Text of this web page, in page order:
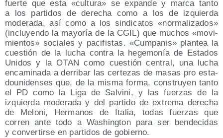
fuer­te que esta «cul­tu­ra» se expan­de y mar­ca tan­to
a los par­ti­dos de dere­cha como a los de izquier­da
mode­ra­da, así como a los sin­di­ca­tos «nor­ma­li­za­dos»
(inclu­yen­do la mayo­ría de la CGIL) que muchos «movi­
mien­tos» socia­les y paci­fis­tas. «Cum­pa­nis» plan­tea la
cues­tión de la lucha con­tra la hege­mo­nía de Esta­dos
Uni­dos y la OTAN como cues­tión cen­tral, una lucha
enca­mi­na­da a derri­bar las cer­te­zas de masas pro esta­
dou­ni­den­ses que, de la mis­ma for­ma, cons­tru­yen tan­to
el PD como la Liga de Sal­vi­ni, y las fuer­zas de la
izquier­da mode­ra­da y del par­ti­do de extre­ma dere­cha
de Melo­ni, Her­ma­nos de Ita­lia, todas fuer­zas que
corren ante todo a Washing­ton para ser ben­de­ci­das
y con­ver­tir­se en par­ti­dos de gobierno.